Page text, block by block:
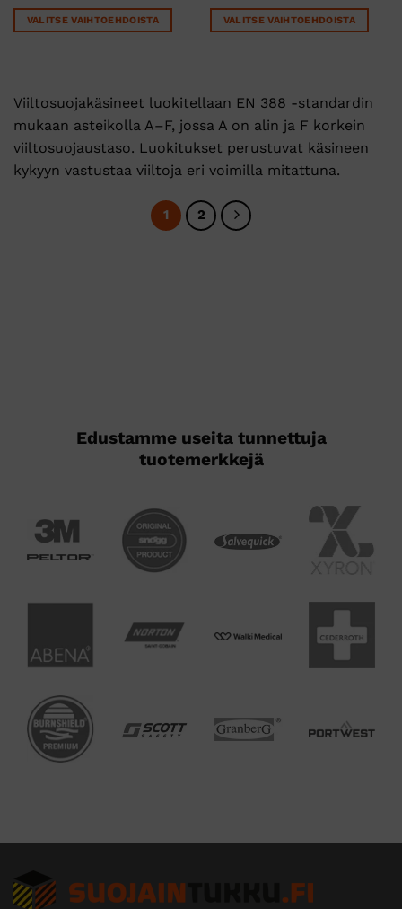
VALITSE VAIHTOEHDOISTA
useampi
muunnelma.
Voit
tehdä
valinnat
VALITSE VAIHTOEHDOISTA
useampi
Voit
tehdä
valinnat
sivulla.
Viiltosuojakäsineet luokitellaan EN 388 -standardin
mukaan asteikolla A–F, jossa A on alin ja F korkein
viiltosuojaustaso. Luokitukset perustuvat käsineen
kykyyn vastustaa viiltoja eri voimilla mitattuna.
1 2
Edustamme useita tunnettuja
tuotemerkkejä